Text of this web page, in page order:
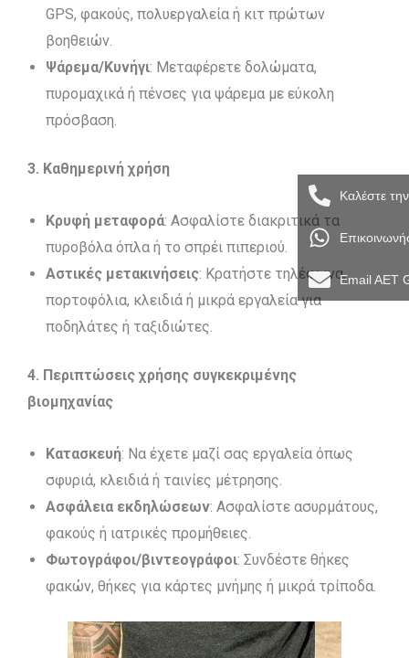
GPS, φακούς, πολυεργαλεία ή κιτ πρώτων
βοηθειών.
Ψάρεμα/Κυνήγι: Μεταφέρετε δολώματα,
πυρομαχικά ή πένσες για ψάρεμα με εύκολη
πρόσβαση.
3. Καθημερινή χρήση
Κρυφή μεταφορά: Ασφαλίστε διακριτικά τα
πυροβόλα όπλα ή το σπρέι πιπεριού.
Αστικές μετακινήσεις: Κρατήστε τηλέφωνα,
πορτοφόλια, κλειδιά ή μικρά εργαλεία για
ποδηλάτες ή ταξιδιώτες.
4. Περιπτώσεις χρήσης συγκεκριμένης
βιομηχανίας
Κατασκευή: Να έχετε μαζί σας εργαλεία όπως
σφυριά, κλειδιά ή ταινίες μέτρησης.
Ασφάλεια εκδηλώσεων: Ασφαλίστε ασυρμάτους,
φακούς ή ιατρικές προμήθειες.
Φωτογράφοι/βιντεογράφοι: Συνδέστε θήκες
φακών, θήκες για κάρτες μνήμης ή μικρά τρίποδα.
Καλέστε
Email AET